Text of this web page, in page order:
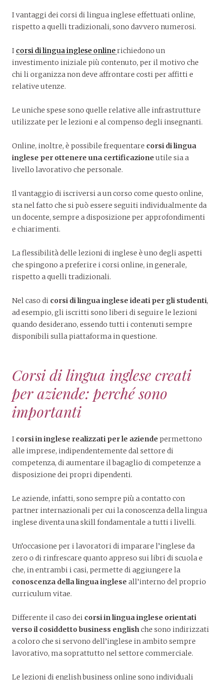
I vantaggi dei corsi di lingua inglese effettuati online,
rispetto a quelli tradizionali, sono davvero numerosi.
I corsi di lingua inglese onlinerichiedono un
investimento iniziale più contenuto, per il motivo che
chi li organizza non deve affrontare costi per affitti e
relative utenze.
Le uniche spese sono quelle relative alle infrastrutture
utilizzate per le lezioni e al compenso degli insegnanti.
Online, inoltre, è possibile frequentare corsi di lingua
inglese per ottenere una certificazione utile sia a
livello lavorativo che personale.
Il vantaggio di iscriversi a un corso come questo online,
sta nel fatto che si può essere seguiti individualmente da
un docente, sempre a disposizione per approfondimenti
e chiarimenti.
La flessibilità delle lezioni di inglese è uno degli aspetti
che spingono a preferire i corsi online, in generale,
rispetto a quelli tradizionali.
Nel caso di corsi di lingua inglese ideati per gli studenti,
ad esempio, gli iscritti sono liberi di seguire le lezioni
quando desiderano, essendo tutti i contenuti sempre
disponibili sulla piattaforma in questione.
Corsi di lingua inglese creati
per aziende: perché sono
importanti
I corsi in inglese realizzati per le aziende permettono
alle imprese, indipendentemente dal settore di
competenza, di aumentare il bagaglio di competenze a
disposizione dei propri dipendenti.
Le aziende, infatti, sono sempre più a contatto con
partner internazionali per cui la conoscenza della lingua
inglese diventa una skill fondamentale a tutti i livelli.
Un’occasione per i lavoratori di imparare l’inglese da
zero o di rinfrescare quanto appreso sui libri di scuola e
che, in entrambi i casi, permette di aggiungere la
conoscenza della lingua inglese all’interno del proprio
curriculum vitae.
Differente il caso dei corsi in lingua inglese orientati
verso il cosiddetto business englishche sono indirizzati
a coloro che si servono dell’inglese in ambito sempre
lavorativo, ma soprattutto nel settore commerciale.
Le lezioni di english business online sono individuali